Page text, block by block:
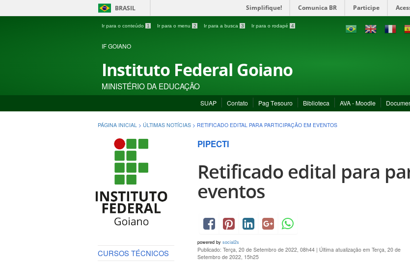
BRASIL Simplifique! Comunica BR Participe
Ir para o conteúdo 1 Ir para o menu 2 Ir para a busca 3 Ir para o rodapé 4
IF GOIANO
Instituto Federal Goiano
MINISTÉRIO DA EDUCAÇÃO
SUAP Contato Pag Tesouro Biblioteca AVA - Moodle
PÁGINA INICIAL > ÚLTIMAS NOTÍCIAS > RETIFICADO EDITAL PARA PARTICIPAÇÃO EM EVENTOS
CURSOS TÉCNICOS
PIPECTI
Retificado edital para
eventos
powered by social2s
Publicado: Terça, 20 de Setembro de 2022, 08h44 | Última atualização em Terça, 20 de
Setembro de 2022, 15h25